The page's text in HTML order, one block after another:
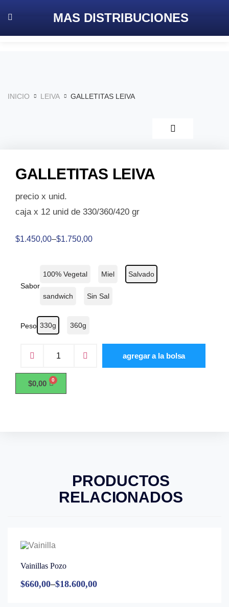
MAS DISTRIBUCIONES
INICIO LEIVA GALLETITAS LEIVA
GALLETITAS LEIVA
precio x unid.
caja x 12 unid de 330/360/420 gr
$1.450,00–$1.750,00
Sabor
100% Vegetal Miel Salvado
sandwich Sin Sal
Peso 330g 360g
agregar a la bolsa
$0,00
PRODUCTOS
RELACIONADOS
Vainillas Pozo
$660,00–$18.600,00